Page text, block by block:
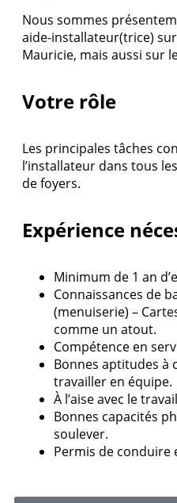
Nous sommes
aide-installateur(trice)
Mauricie, mais aussi sur
Votre rôle
Les principales tâches
l’installateur dans tous
de foyers.
Expérience
Minimum de 1 an
Connaissances de
(menuiserie) –
comme un atout.
Compétence en
Bonnes aptitudes à
travailler en équipe.
À l’aise avec le
Bonnes capacités
soulever.
Permis de conduire